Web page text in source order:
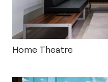
Home Theatre